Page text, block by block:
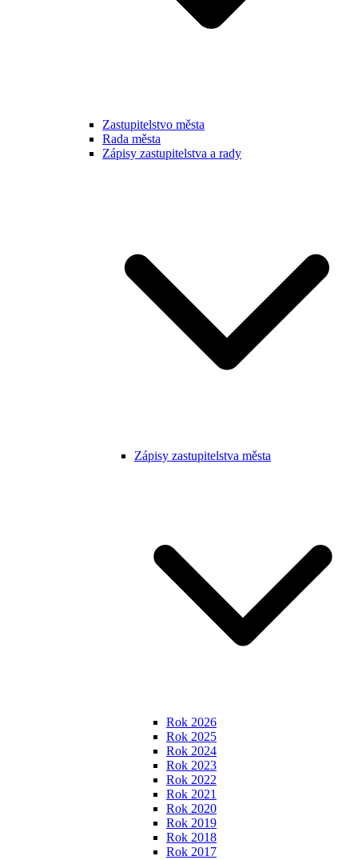
Zastupitelstvo města
Rada města
Zápisy zastupitelstva a rady
Zápisy zastupitelstva města
Rok 2026
Rok 2025
Rok 2024
Rok 2023
Rok 2022
Rok 2021
Rok 2020
Rok 2019
Rok 2018
Rok 2017